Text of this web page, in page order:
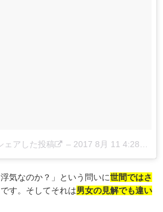
ェアした投稿 – 2017 8月 11 4:28午後 PDT
気なのか？」という問いに世間ではさ
す。そしてそれは男女の見解でも違い